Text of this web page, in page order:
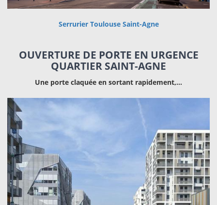
Serrurier Toulouse Saint-Agne
OUVERTURE DE PORTE EN URGENCE
QUARTIER SAINT-AGNE
Une porte claquée en sortant rapidement,…